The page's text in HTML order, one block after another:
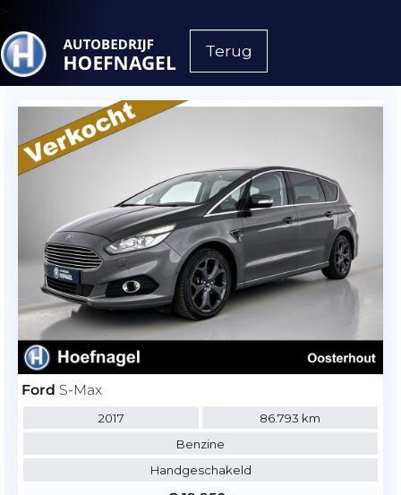
>
Terug
Ford S-Max
2017
86.793 km
Benzine
Handgeschakeld